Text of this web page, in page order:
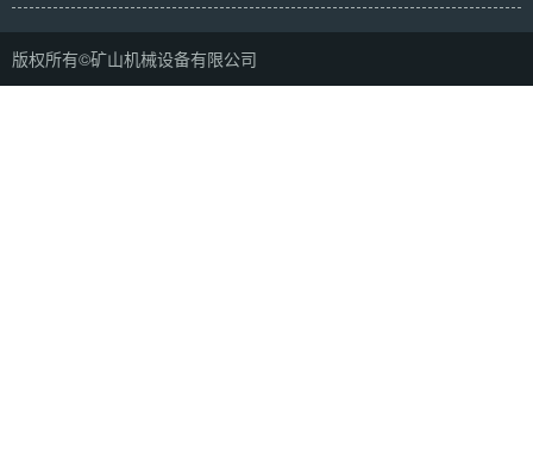
版权所有©矿山机械设备有限公司